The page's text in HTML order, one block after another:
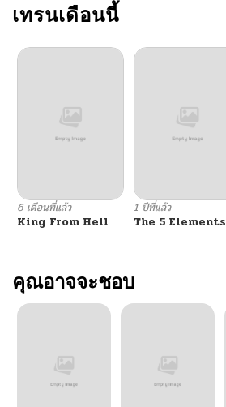
เทรนเดือนนี้
6 เดือนที่แล้ว
King From Hell
1 ปีที่แล้ว
The 5 Elements
คุณอาจจะชอบ